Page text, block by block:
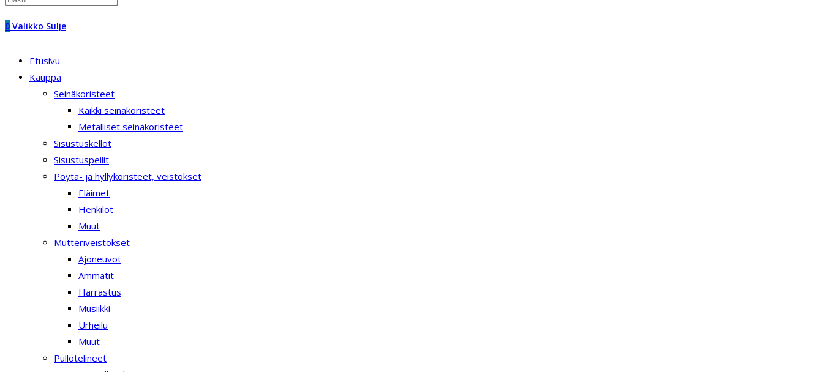
0 Valikko Sulje
Etusivu
Kauppa
Seinäkoristeet
Kaikki seinäkoristeet
Metalliset seinäkoristeet
Sisustuskellot
Sisustuspeilit
Pöytä- ja hyllykoristeet, veistokset
Eläimet
Henkilöt
Muut
Mutteriveistokset
Ajoneuvot
Ammatit
Harrastus
Musiikki
Urheilu
Muut
Pullotelineet